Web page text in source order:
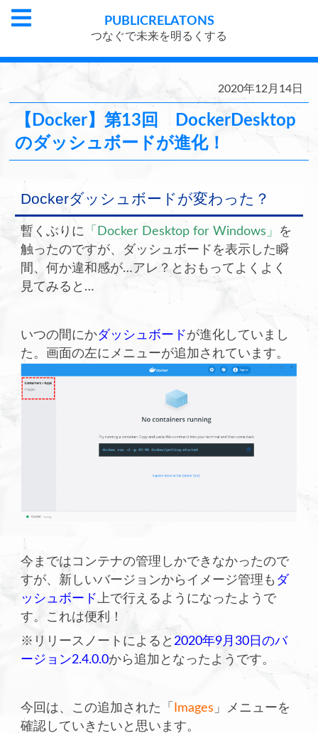
PUBLICRELATONS
つなぐで未来を明るくする
2020年12月14日
【Docker】第13回 DockerDesktop
のダッシュボードが進化！
Dockerダッシュボードが変わった？
暫くぶりに 「Docker Desktop for Windows」 を
触ったのですが、ダッシュボードを表示した瞬
間、何か違和感が…アレ？とおもってよくよく
見てみると…
いつの間にかダッシュボードが進化していまし
た。画面の左にメニューが追加されています。
今まではコンテナの管理しかできなかったので
すが、新しいバージョンからイメージ管理も ダ
ッシュボード上で行えるようになったようで
す。これは便利！
※リリースノートによると 2020年9月30日のバ
ージョン2.4.0.0から追加となったようです。
今回は、この追加された「 Images 」メニューを
確認していきたいと思います。